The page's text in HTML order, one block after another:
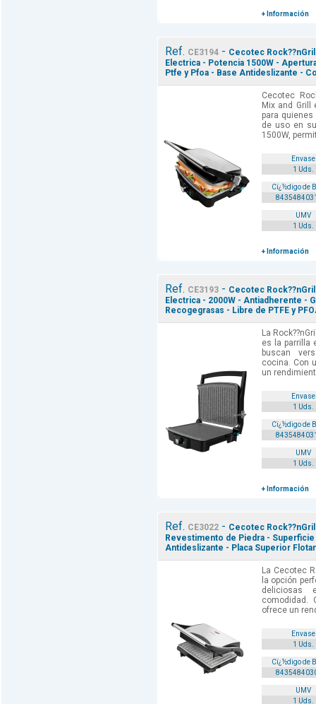
+ Información
Ref. CE3194- Cecotec
Electrica - Potencia 1500W -
Ptfe y Pfoa - Base Antideslizante -
Cecotec
Mix and
para
de uso en
1500W,
Envase
1 Uds.
Cï¿½digo de
UMV
1 Uds.
+ Información
Ref. CE3193- Cecotec
Electrica - 2000W - Antiadherente -
Recogegrasas - Libre de PTFE y
La
es la parrilla
buscan
cocina. Con
un
Envase
1 Uds.
Cï¿½digo de
UMV
1 Uds.
+ Información
Ref. CE3022- Cecotec
Revestimento de Piedra -
Antideslizante - Placa Superior
La Cecotec
la opción
comodidad.
ofrece un
Envase
1 Uds.
Cï¿½digo de
UMV
1 Uds.